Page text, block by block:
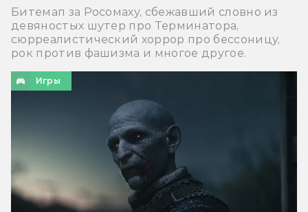
Битемап за Росомаху, сбежавший словно из
девяностых шутер про Терминатора,
сюрреалистический хоррор про бессоницу,
рок против фашизма и многое другое.
Игры